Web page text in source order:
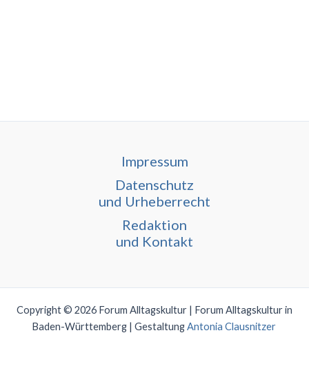
Impressum
Datenschutz
und Urheberrecht
Redaktion
und Kontakt
Copyright © 2026 Forum Alltagskultur | Forum Alltagskultur in
Baden-Württemberg | GestaltungAntonia Clausnitzer